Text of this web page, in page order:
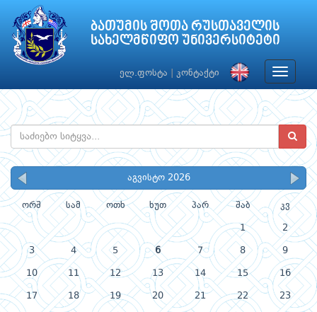
ბათუმის შოთა რუსთაველის
სახელმწიფო უნივერსიტეტი
ელ.ფოსტა კონტაქტი
Toggle
აგვისტო 2026
ორშ სამ ოთხ ხუთ პარ შაბ კვ
1 2
3 4 5 6 7 8 9
10 11 12 13 14 15 16
17 18 19 20 21 22 23